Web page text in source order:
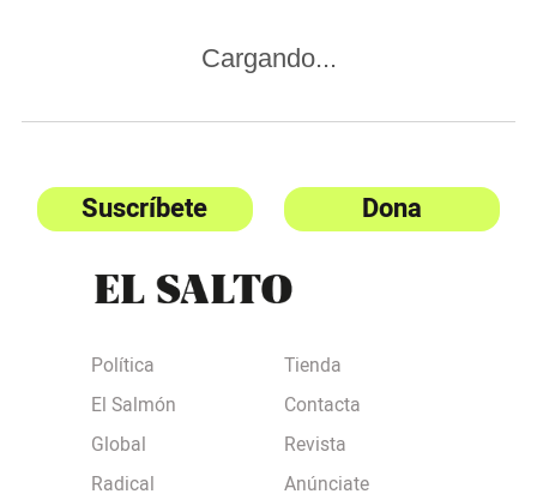
Cargando...
Suscríbete Dona
Política
El Salmón
Global
Radical
Tienda
Contacta
Revista
Anúnciate